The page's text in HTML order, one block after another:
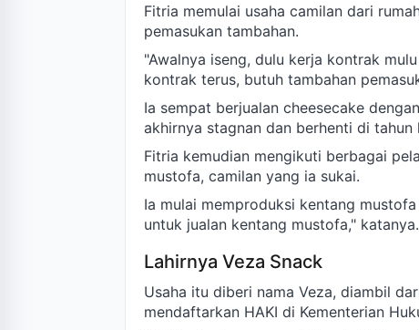
Fitria memulai usaha camilan dari
pemasukan tambahan.
"Awalnya iseng, dulu kerja kontrak
kontrak terus, butuh tambahan
Ia sempat berjualan cheesecake
akhirnya stagnan dan berhenti di
Fitria kemudian mengikuti berbagai
mustofa, camilan yang ia sukai.
Ia mulai memproduksi kentang
untuk jualan kentang mustofa," katanya.
Lahirnya Veza Snack
Usaha itu diberi nama Veza, diambil
mendaftarkan HAKI di Kementerian